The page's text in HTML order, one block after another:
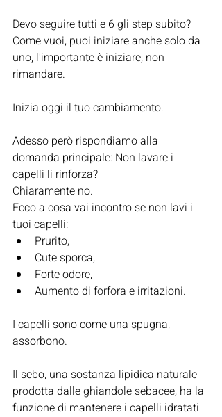
Devo seguire tutti e 6 gli step subito?
Come vuoi, puoi iniziare anche solo da
uno, l'importante è iniziare, non
rimandare.
Inizia oggi il tuo cambiamento.
Adesso però rispondiamo alla
domanda principale: Non lavare i
capelli li rinforza?
Chiaramente no.
Ecco a cosa vai incontro se non lavi i
tuoi capelli:
Prurito,
Cute sporca,
Forte odore,
Aumento di forfora e irritazioni.
I capelli sono come una spugna,
assorbono.
Il sebo, una sostanza lipidica naturale
prodotta dalle ghiandole sebacee, ha la
funzione di mantenere i capelli idratati